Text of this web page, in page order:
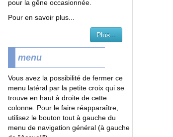
pour la gêne occasionnée.
Pour en savoir plus...
Plus...
menu
Vous avez la possibilité de fermer ce
menu latéral par la petite croix qui se
trouve en haut à droite de cette
colonne. Pour le faire réapparaître,
utilisez le bouton tout à gauche du
menu de navigation général (à gauche